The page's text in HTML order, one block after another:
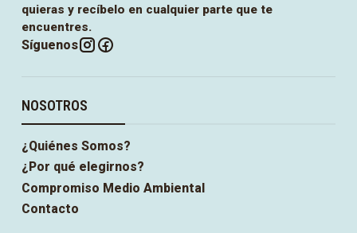
quieras y recíbelo en cualquier parte que te
encuentres.
Síguenos
NOSOTROS
¿Quiénes Somos?
¿Por qué elegirnos?
Compromiso Medio Ambiental
Contacto